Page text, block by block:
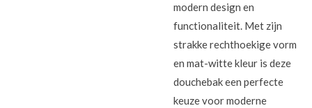
modern design en
functionaliteit. Met zijn
strakke rechthoekige vorm
en mat-witte kleur is deze
douchebak een perfecte
keuze voor moderne